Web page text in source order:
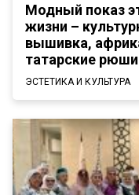
Модный показ
жизни –
вышивка,
татарские рюши
ЭСТЕТИКА И КУЛЬТУРА